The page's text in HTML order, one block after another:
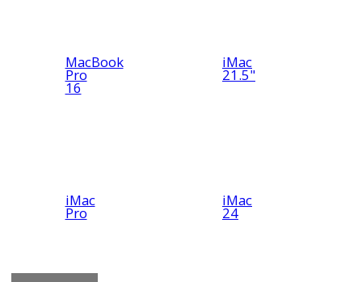
MacBook
Pro
16
iMac
21.5"
iMac
Pro
iMac
24